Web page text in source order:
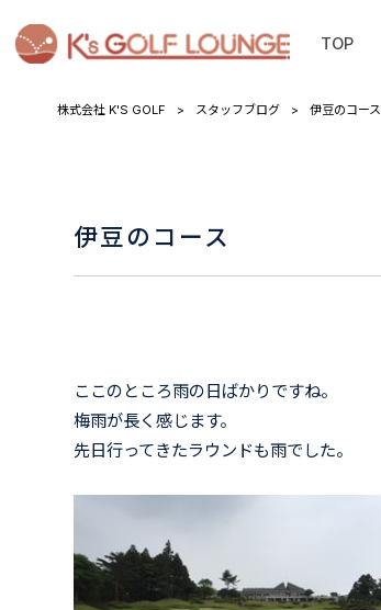
TOP
株式会社 K'S GOLF > スタッフブログ > 伊豆のコース
伊豆のコース
ここのところ雨の日ばかりですね。
梅雨が長く感じます。
先日行ってきたラウンドも雨でした。